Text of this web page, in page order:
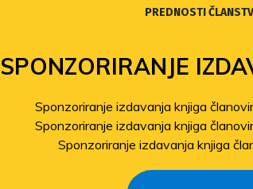
PREDNOSTI
SPONZORIRANJE
Sponzoriranje izdavanja knjiga
Sponzoriranje izdavanja knjiga
Sponzoriranje izdavanja knjiga